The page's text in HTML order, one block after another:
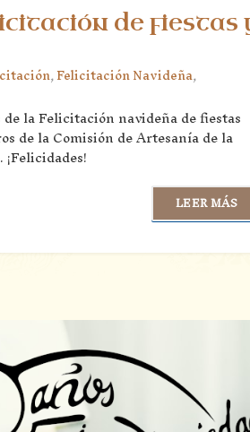
de fiestas
,Felicitación Navideña,
la Felicitación navideña de fiestas
de la Comisión de Artesanía de la
LEER MÁS